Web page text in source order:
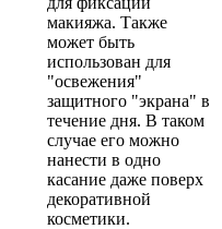
макияжа. Также
может быть
использован для
"освежения"
защитного "экрана" в
течение дня. В таком
случае его можно
нанести в одно
касание даже поверх
декоративной
косметики.